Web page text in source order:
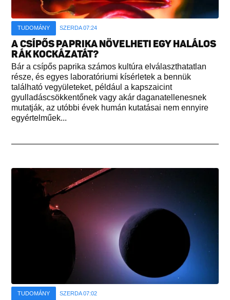
TUDOMÁNY SZERDA 07:24
A CSÍPŐS PAPRIKA NÖVELHETI EGY HALÁLOS
RÁK KOCKÁZATÁT?
Bár a csípős paprika számos kultúra elválaszthatatlan
része, és egyes laboratóriumi kísérletek a bennük
található vegyületeket, például a kapszaicint
gyulladáscsökkentőnek vagy akár daganatellenesnek
mutatják, az utóbbi évek humán kutatásai nem ennyire
egyértelműek...
TUDOMÁNY SZERDA 07:02